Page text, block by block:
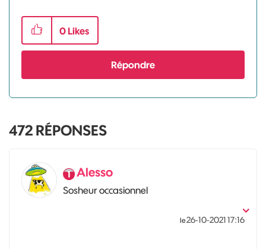
0 Likes
Répondre
472 RÉPONSES
Alesso
Sosheur occasionnel
le‎26-10-202117:16